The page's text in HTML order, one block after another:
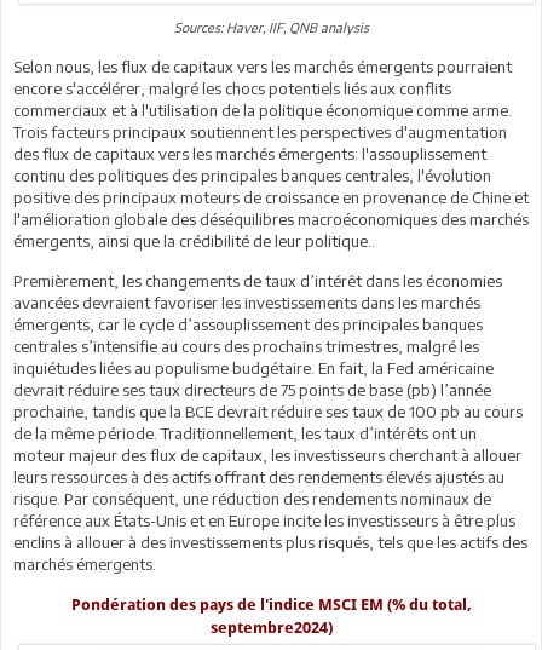
Sources: Haver, IIF, QNB analysis
Selon nous, les flux de capitaux vers les marchés émergents pourraient
encore s'accélérer, malgré les chocs potentiels liés aux conflits
commerciaux et à l'utilisation de la politique économique comme arme.
Trois facteurs principaux soutiennent les perspectives d'augmentation
des flux de capitaux vers les marchés émergents: l'assouplissement
continu des politiques des principales banques centrales, l'évolution
positive des principaux moteurs de croissance en provenance de Chine et
l'amélioration globale des déséquilibres macroéconomiques des marchés
émergents, ainsi que la crédibilité de leur politique..
Premièrement, les changements de taux d’intérêt dans les économies
avancées devraient favoriser les investissements dans les marchés
émergents, car le cycle d’assouplissement des principales banques
centrales s’intensifie au cours des prochains trimestres, malgré les
inquiétudes liées au populisme budgétaire. En fait, la Fed américaine
devrait réduire ses taux directeurs de 75 points de base (pb) l’année
prochaine, tandis que la BCE devrait réduire ses taux de 100 pb au cours
de la même période. Traditionnellement, les taux d’intérêts ont un
moteur majeur des flux de capitaux, les investisseurs cherchant à allouer
leurs ressources à des actifs offrant des rendements élevés ajustés au
risque. Par conséquent, une réduction des rendements nominaux de
référence aux États-Unis et en Europe incite les investisseurs à être plus
enclins à allouer à des investissements plus risqués, tels que les actifs des
marchés émergents.
Pondération des pays de l'indice MSCI EM (% du total,
septembre2024)